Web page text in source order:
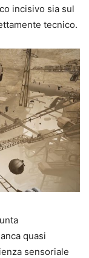
incisivo sia sul
tecnico.
quasi
sensoriale